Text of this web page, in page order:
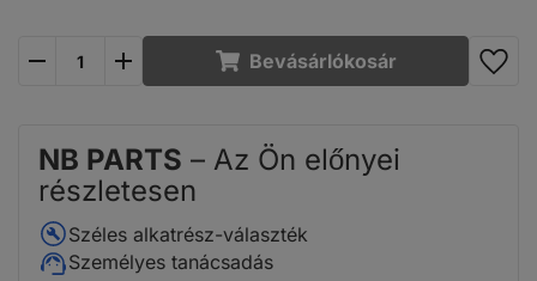
Bevásárlókosár
NB PARTS – Az Ön előnyei
részletesen
Széles alkatrész-választék
Személyes tanácsadás